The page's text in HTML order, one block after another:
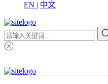
EN | 中文